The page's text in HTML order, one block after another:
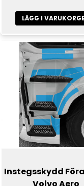
LÄGG I
Instegsskydd